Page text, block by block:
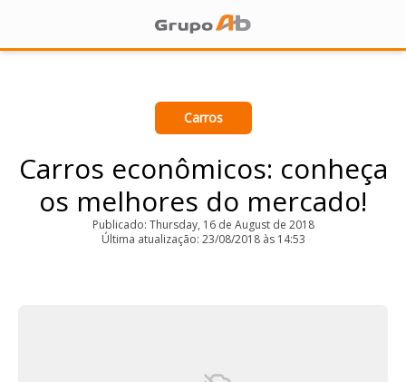
Carros
Carros econômicos: conheça
os melhores do mercado!
Publicado: Thursday, 16 de August de 2018
Última atualização: 23/08/2018 às 14:53